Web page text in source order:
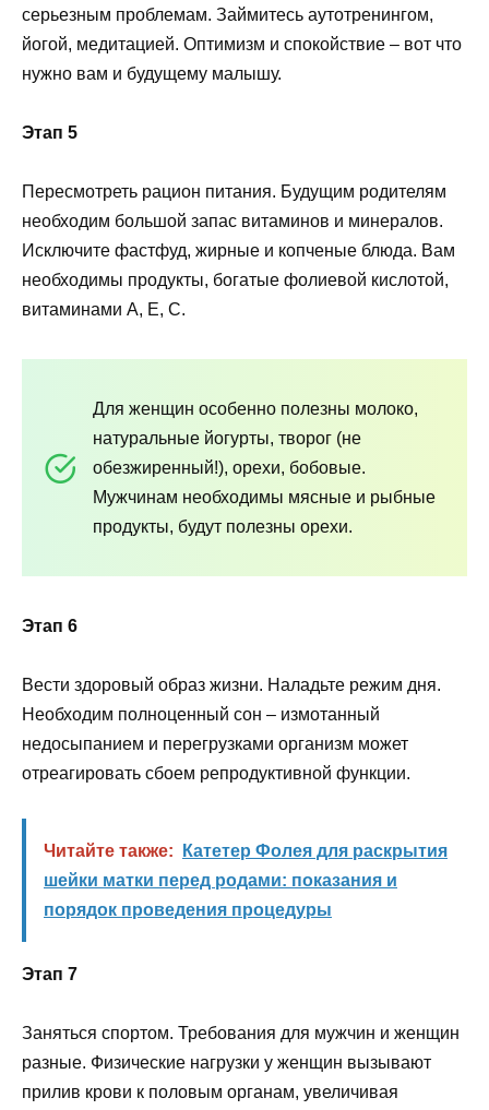
серьезным проблемам. Займитесь аутотренингом,
йогой, медитацией. Оптимизм и спокойствие – вот что
нужно вам и будущему малышу.
Этап 5
Пересмотреть рацион питания. Будущим родителям
необходим большой запас витаминов и минералов.
Исключите фастфуд, жирные и копченые блюда. Вам
необходимы продукты, богатые фолиевой кислотой,
витаминами А, Е, С.
Для женщин особенно полезны молоко,
натуральные йогурты, творог (не
обезжиренный!), орехи, бобовые.
Мужчинам необходимы мясные и рыбные
продукты, будут полезны орехи.
Этап 6
Вести здоровый образ жизни. Наладьте режим дня.
Необходим полноценный сон – измотанный
недосыпанием и перегрузками организм может
отреагировать сбоем репродуктивной функции.
Читайте также:
Катетер Фолея для раскрытия
шейки матки перед родами: показания и
порядок проведения процедуры
Этап 7
Заняться спортом. Требования для мужчин и женщин
разные. Физические нагрузки у женщин вызывают
прилив крови к половым органам, увеличивая